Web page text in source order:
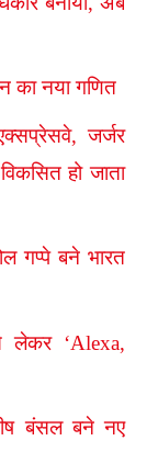
का नया गणित
जर्जर
हो जाता
गप्पे बने भारत
लेकर ‘Alexa,
बंसल बने नए